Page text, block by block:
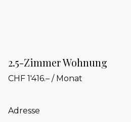
2.5-Zimmer Wohnung
CHF 1'416.– / Monat
Adresse